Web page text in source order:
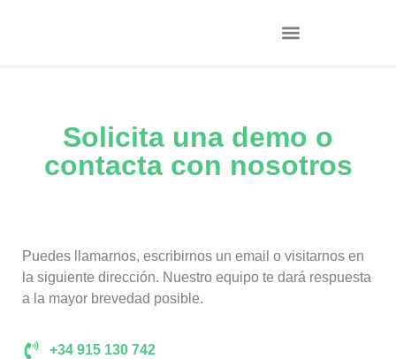
Solicita una demo o
contacta con nosotros
Puedes llamarnos, escribirnos un email o visitarnos en
la siguiente dirección. Nuestro equipo te dará respuesta
a la mayor brevedad posible.
+34 915 130 742